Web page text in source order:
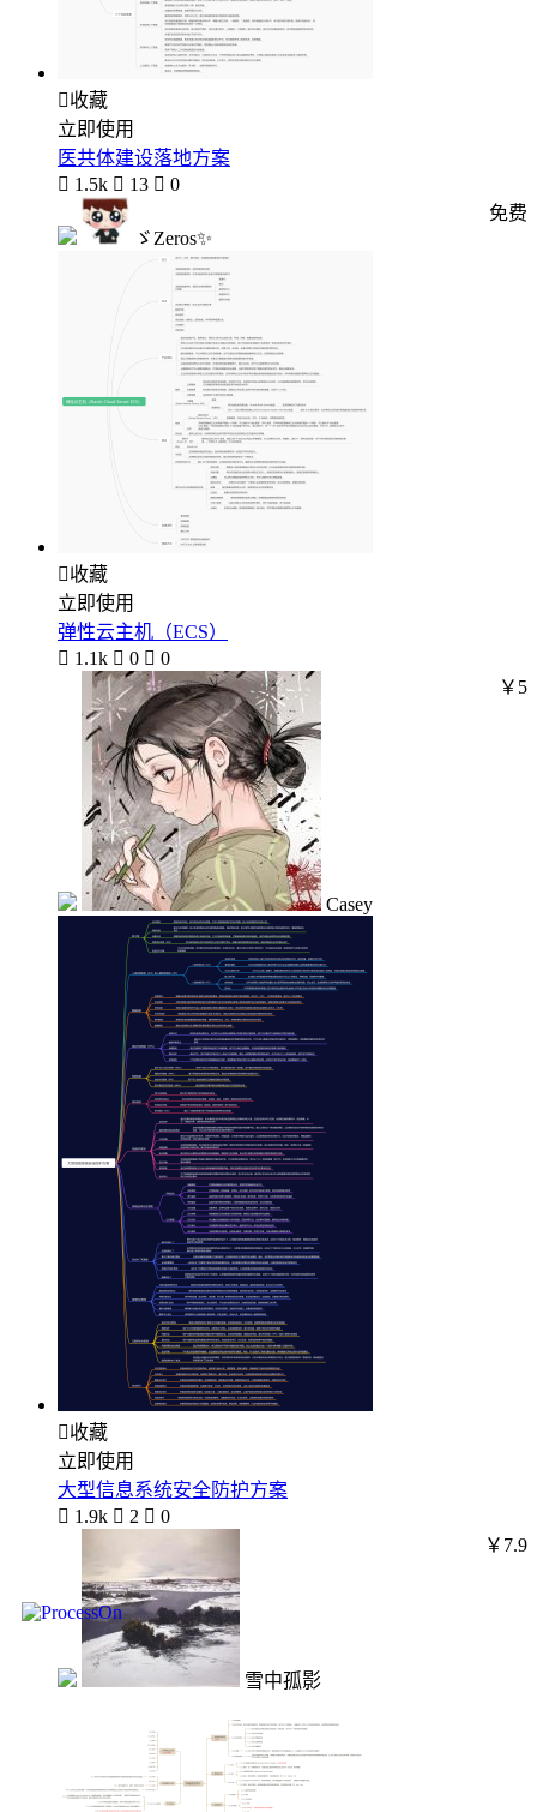
收藏
立即使用
医共体建设落地方案
 1.5k  13  0
ゞZeros✨
免费
收藏
立即使用
弹性云主机（ECS）
 1.1k  0  0
Casey
￥5
收藏
立即使用
大型信息系统安全防护方案
 1.9k  2  0
雪中孤影
￥7.9